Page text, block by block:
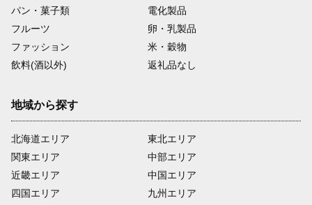
パン・菓子類
電化製品
フルーツ
卵・乳製品
ファッション
米・穀物
飲料(酒以外)
返礼品なし
地域から探す
北海道エリア
関東エリア
近畿エリア
四国エリア
東北エリア
中部エリア
中国エリア
九州エリア